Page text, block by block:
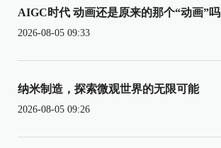
AIGC时代 动画还是原来的那个“动画”吗
2026-08-05 09:33
纳米制造，探索微观世界的无限可能
2026-08-05 09:26